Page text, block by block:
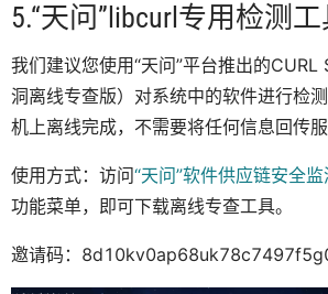
5.“天问”libcurl专用检测
我们建议您使用“天问”平台推出的
洞离线专查版）对系统中的软件进行检
机上离线完成，不需要将任何信息回传
使用方式：访问“天问”软件供应链安全
功能菜单，即可下载离线专查工具。
邀请码：